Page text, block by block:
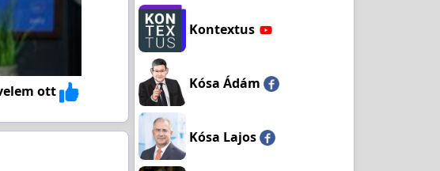
ott
Kontextus
Kósa Ádám
Kósa Lajos